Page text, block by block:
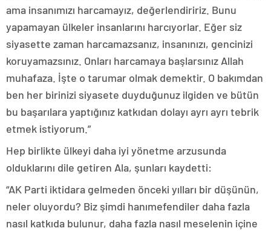
ama insanımızı harcamayız, değerlendiririz. Bunu
yapamayan ülkeler insanlarını harcıyorlar. Eğer siz
siyasette zaman harcamazsanız, insanınızı, gencinizi
koruyamazsınız. Onları harcamaya başlarsınız Allah
muhafaza. İşte o tarumar olmak demektir. O bakımdan
ben her birinizi siyasete duyduğunuz ilgiden ve bütün
bu başarılara yaptığınız katkıdan dolayı ayrı ayrı tebrik
etmek istiyorum.”
Hep birlikte ülkeyi daha iyi yönetme arzusunda
olduklarını dile getiren Ala, şunları kaydetti:
“AK Parti iktidara gelmeden önceki yılları bir düşünün,
neler oluyordu? Biz şimdi hanımefendiler daha fazla
nasıl katkıda bulunur, daha fazla nasıl meselenin içine